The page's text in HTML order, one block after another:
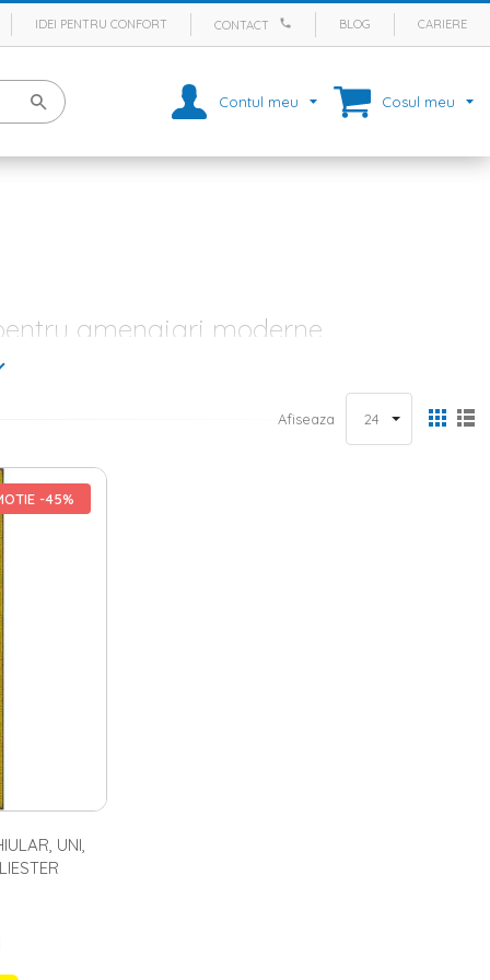
IDEI PENTRU CONFORT CONTACT BLOG CARIERE
Contul meu Cosul meu
amenajari moderne
vorba despre sufragerie, living, dormitor, camera de zi, birou,
de caldura in orice incapere sau pot aduce un aer de
amenajarea unei incaperi, inclusiv covoare moi, colorate, cu
romantice sau etnice.
iuta, lana, poliester, polipropilena, vascoza) pentru un
de interior sunt mici sau mari, cu fire scurte sau lungi,
Pentru camera de zi se poate opta pentru modele diverse:
incaperii sa fie pe placul proprietarului. Pentru birou se
ce are nevoie de un plus de eleganta, confort si stil.
Afiseaza
-45%
UNI,